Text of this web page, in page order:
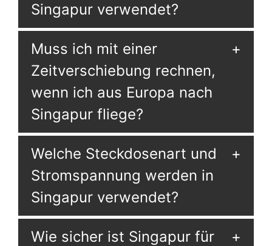
Singapur verwendet?
Muss ich mit einer
Zeitverschiebung rechnen,
wenn ich aus Europa nach
Singapur fliege?
Welche Steckdosenart und
Stromspannung werden in
Singapur verwendet?
Wie sicher ist Singapur für